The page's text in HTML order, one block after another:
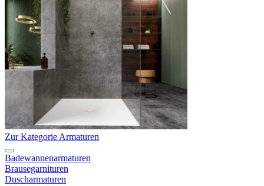
Zur Kategorie Armaturen
Badewannenarmaturen
Brausegarnituren
Duscharmaturen